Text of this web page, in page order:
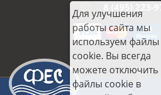
8 (495) 223-
Для улучшения
работы сайта мы
используем файлы
cookie. Вы всегда
можете отключить
файлы cookie в